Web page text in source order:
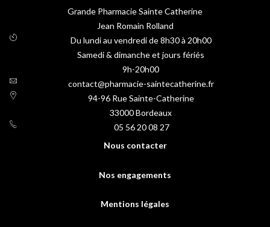
Grande Pharmacie Sainte Catherine
Jean Romain Rolland
Du lundi au vendredi de 8h30 à 20h00
Samedi & dimanche et jours fériés
9h-20h00
contact@pharmacie-saintecatherine.fr
94-96 Rue Sainte-Catherine
33000Bordeaux
05 56 20 08 27
Nous contacter
Nos engagements
Mentions légales